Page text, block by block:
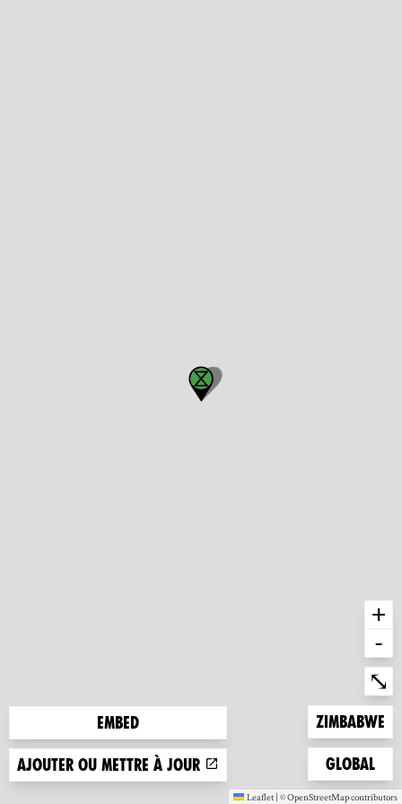
Embed
Ajouter ou mettre à jour
+
-
⤡
Zoom to
Zimbabwe
Zoom to
Global
Leaflet | ©OpenStreetMapcontributors